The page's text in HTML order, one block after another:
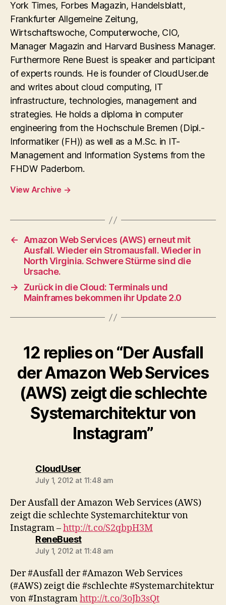
York Times, Forbes Magazin, Handelsblatt,
Frankfurter Allgemeine Zeitung,
Wirtschaftswoche, Computerwoche, CIO,
Manager Magazin and Harvard Business Manager.
Furthermore Rene Buest is speaker and participant
of experts rounds. He is founder of CloudUser.de
and writes about cloud computing, IT
infrastructure, technologies, management and
strategies. He holds a diploma in computer
engineering from the Hochschule Bremen (Dipl.-
Informatiker (FH)) as well as a M.Sc. in IT-
Management and Information Systems from the
FHDW Paderborn.
View Archive →
←
Amazon Web Services (AWS) erneut mit
Ausfall. Wieder ein Stromausfall. Wieder in
North Virginia. Schwere Stürme sind die
Ursache.
→
Zurück in die Cloud: Terminals und
Mainframes bekommen ihr Update 2.0
12 replies on “Der Ausfall
der Amazon Web Services
(AWS) zeigt die schlechte
Systemarchitektur von
Instagram”
CloudUsersays:
July 1, 2012 at 11:48 am
Der Ausfall der Amazon Web Services (AWS)
zeigt die schlechte Systemarchitektur von
Instagram –http://t.co/S2qbpH3M
ReneBuestsays:
July 1, 2012 at 11:48 am
Der #Ausfall der #Amazon Web Services
(#AWS) zeigt die #schlechte #Systemarchitektur
von #Instagramhttp://t.co/3oJb3sQt